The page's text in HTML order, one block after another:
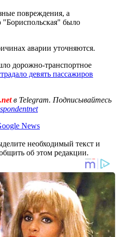
повреждения, а
"Бориспольская" было
аварии уточняются.
дорожно-транспортное
девять пассажиров
в Telegram. Подписывайтесь
News
необходимый текст и
об этом редакции.